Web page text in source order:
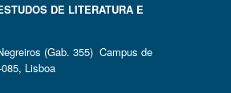
DE LITERATURA E
(Gab. 355) Campus de
Lisboa